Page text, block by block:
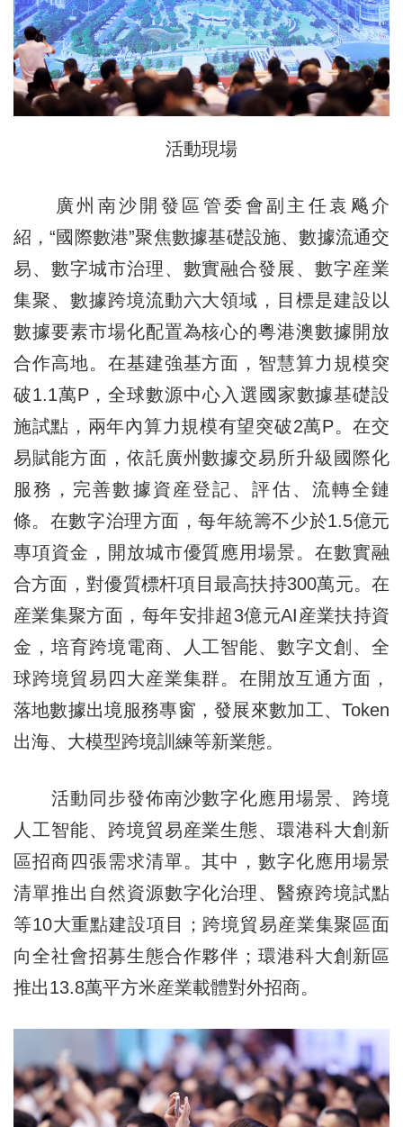
活動現場
廣州南沙開發區管委會副主任袁飚介
紹，“國際數港”聚焦數據基礎設施、數據流通交
易、數字城市治理、數實融合發展、數字産業
集聚、數據跨境流動六大領域，目標是建設以
數據要素市場化配置為核心的粵港澳數據開放
合作高地。在基建強基方面，智慧算力規模突
破1.1萬P，全球數源中心入選國家數據基礎設
施試點，兩年內算力規模有望突破2萬P。在交
易賦能方面，依託廣州數據交易所升級國際化
服務，完善數據資産登記、評估、流轉全鏈
條。在數字治理方面，每年統籌不少於1.5億元
專項資金，開放城市優質應用場景。在數實融
合方面，對優質標杆項目最高扶持300萬元。在
産業集聚方面，每年安排超3億元AI産業扶持資
金，培育跨境電商、人工智能、數字文創、全
球跨境貿易四大産業集群。在開放互通方面，
落地數據出境服務專窗，發展來數加工、Token
出海、大模型跨境訓練等新業態。
活動同步發佈南沙數字化應用場景、跨境
人工智能、跨境貿易産業生態、環港科大創新
區招商四張需求清單。其中，數字化應用場景
清單推出自然資源數字化治理、醫療跨境試點
等10大重點建設項目；跨境貿易産業集聚區面
向全社會招募生態合作夥伴；環港科大創新區
推出13.8萬平方米産業載體對外招商。